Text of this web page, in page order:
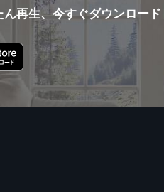
再生、今すぐダウンロード